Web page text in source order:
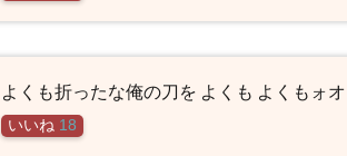
よくも折ったな俺の刀を よくも よくも
いいね 18